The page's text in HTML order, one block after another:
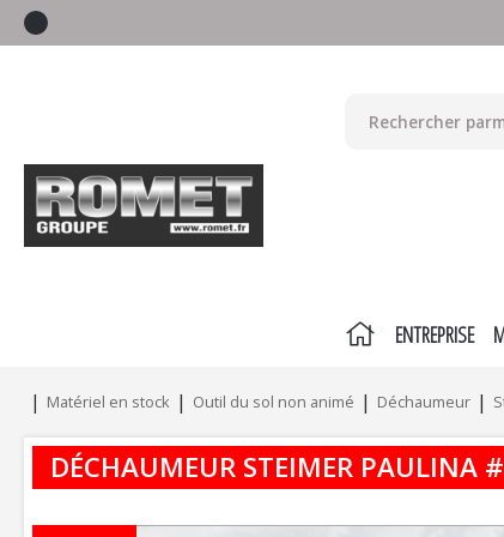
ENTREPRISE
Matériel en stock Outil du sol non animé Déchaumeur
DÉCHAUMEUR STEIMER PAULINA